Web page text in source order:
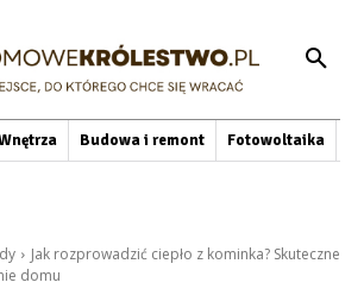
Budowa i remont Fotowoltaika
Jak rozprowadzić ciepło z kominka? Skuteczne
domu